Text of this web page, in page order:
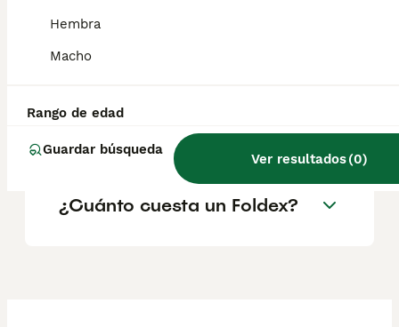
Hembra
Macho
Rango de edad
Guardar búsqueda
Ver resultados(0)
¿Son sanos los gatos
Foldex?
¿Qué características tiene la
raza de gato Foldex?
¿Cuánto cuesta un Foldex?